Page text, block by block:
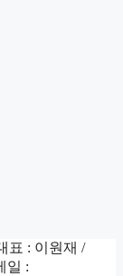
표 : 이원재 /
일 :